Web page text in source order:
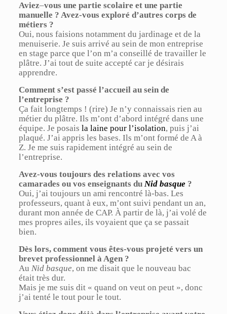
Aviez–vous une partie scolaire et une partie
manuelle ? Avez-vous exploré d’autres corps de
métiers ?
Oui, nous faisions notamment du jardinage et de la
menuiserie. Je suis arrivé au sein de mon entreprise
en stage parce que l’on m’a conseillé de travailler le
plâtre. J’ai tout de suite accepté car je désirais
apprendre.
Comment s’est passé l’accueil au sein de
l’entreprise ?
Ça fait longtemps ! (rire) Je n’y connaissais rien au
métier du plâtre. Ils m’ont d’abord intégré dans une
équipe. Je posais la laine pour l’isolation, puis j’ai
plaqué. J’ai appris les bases. Ils m’ont formé de A à
Z. Je me suis rapidement intégré au sein de
l’entreprise.
Avez-vous toujours des relations avec vos
camarades ou vos enseignants du Nid basque ?
Oui, j’ai toujours un ami rencontré là-bas. Les
professeurs, quant à eux, m’ont suivi pendant un an,
durant mon année de CAP. À partir de là, j’ai volé de
mes propres ailes, ils voyaient que ça se passait
bien.
Dès lors, comment vous êtes-vous projeté vers un
brevet professionnel à Agen ?
Au Nid basque, on me disait que le nouveau bac
était très dur.
Mais je me suis dit « quand on veut on peut », donc
j’ai tenté le tout pour le tout.